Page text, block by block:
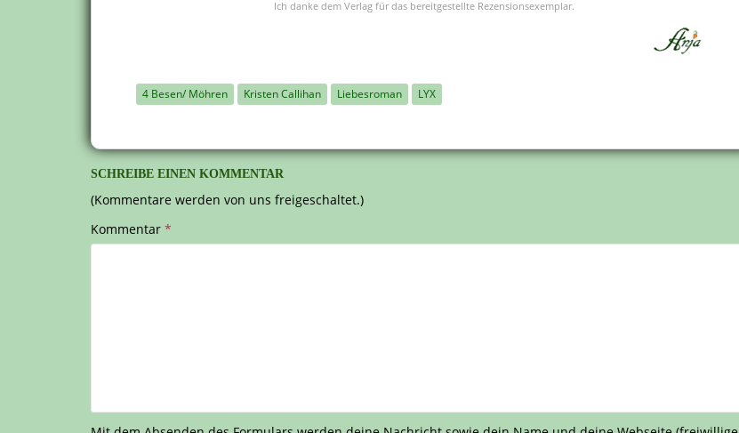
Ich danke dem Verlag für das bereitgestellte Rezensionsexemplar.
4 Besen/ Möhren Kristen Callihan Liebesroman LYX
SCHREIBE EINEN KOMMENTAR
(Kommentare werden von uns freigeschaltet.)
Kommentar *